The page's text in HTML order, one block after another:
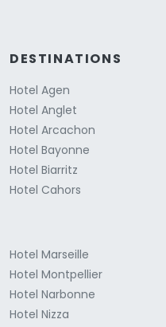
DESTINATIONS
Hotel Agen
Hotel Anglet
Hotel Arcachon
Hotel Bayonne
Hotel Biarritz
Hotel Cahors
Hotel Marseille
Hotel Montpellier
Hotel Narbonne
Hotel Nizza